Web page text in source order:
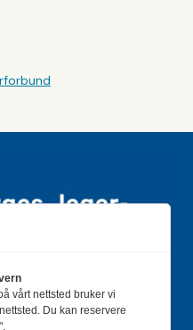
og eldste magasin for
195 000 månedlige
vårt nettsted bruker vi
Du kan reservere